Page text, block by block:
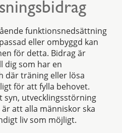
funktionsnedsättning
eller ombyggd kan
för detta. Bidrag är
dig som har en
där träning eller lösa
för att fylla behovet.
syn, utvecklingsstörning
att alla människor ska
liv som möjligt.